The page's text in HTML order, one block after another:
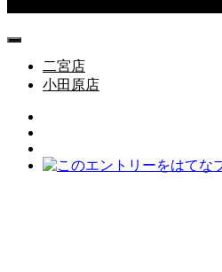
二宮店
小田原店